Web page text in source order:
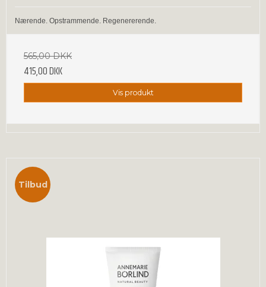
Nærende. Opstrammende. Regenererende.
565,00 DKK
415,00 DKK
Vis produkt
Tilbud